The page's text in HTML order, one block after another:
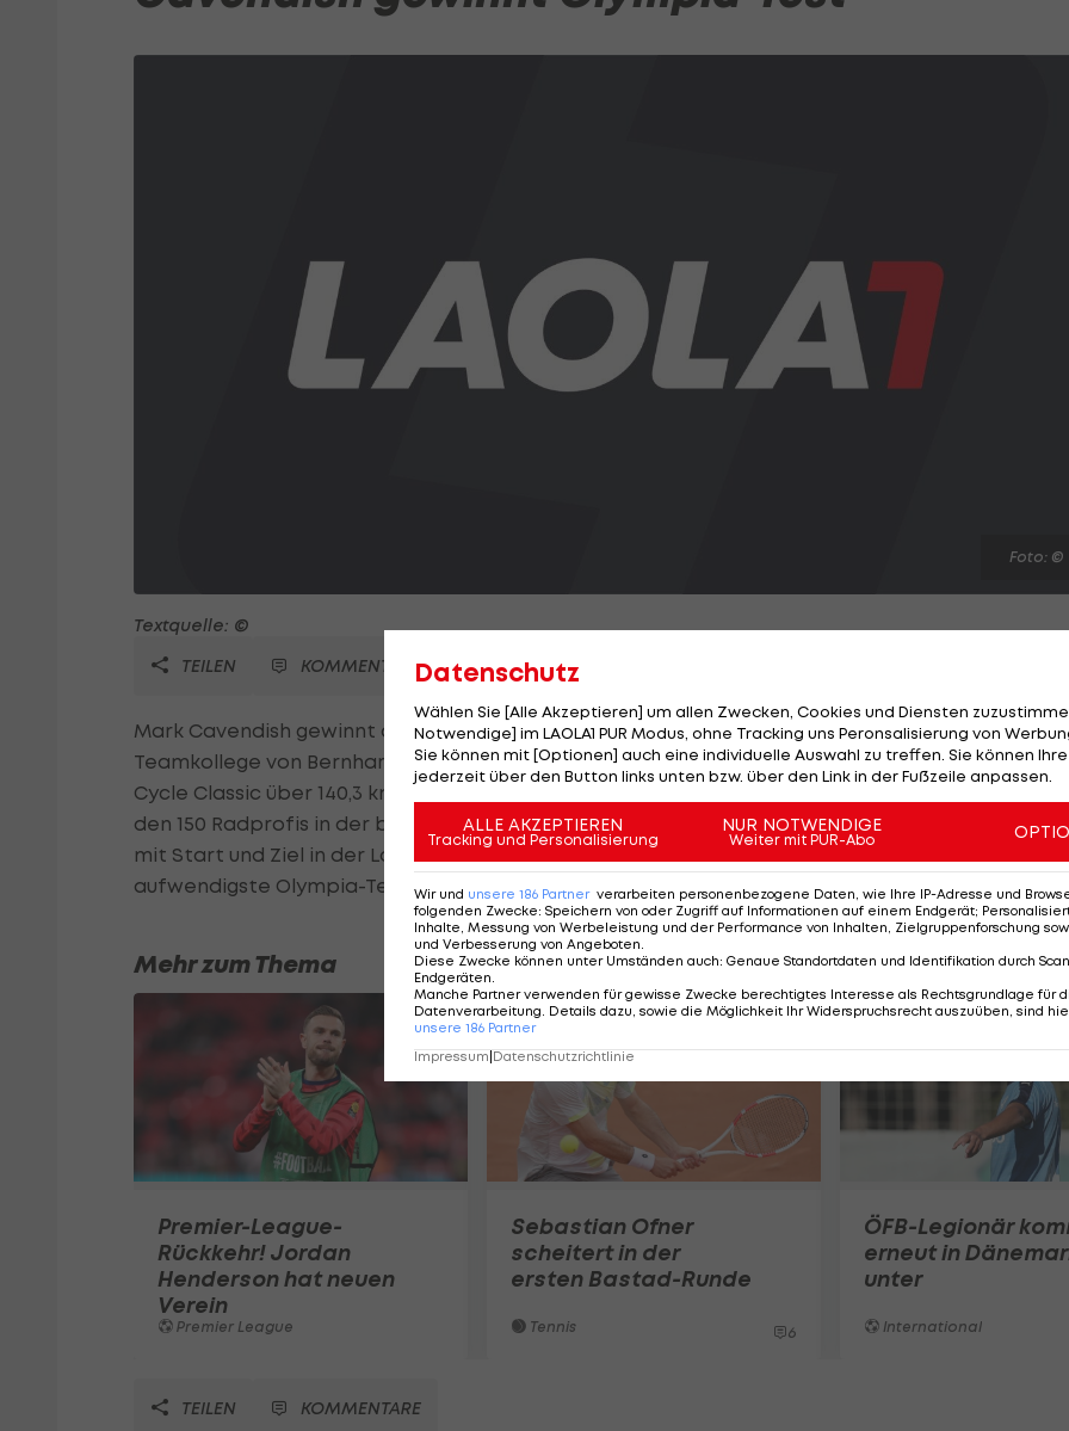
Foto: ©
Textquelle: ©
TEILEN
KOMMENTARE
Mark Cavendish gewinnt den Test für das olympische Straßenradrennen in London 2012. Der
Teamkollege von Bernhard Eisel bei HTC Highroad entscheidet am Sonntag das London-Surrey
Cycle Classic über 140,3 km vor dem Italiener Sascha Modolo für sich. Tausende Zuschauer jubeln
den 150 Radprofis in der britischen Hauptstadt zu. Österreicher ist keiner am Start. Das
mit Start und Ziel in der Londoner Innenstadt ist aufgrund der vielen Straßensperren der bisher
aufwendigste Olympia-Test.
Mehr zum Thema
Premier-League-
Rückkehr! Jordan
Henderson hat neuen
Verein
Premier League
Sebastian Ofner
scheitert in der
ersten Bastad-Runde
Tennis 6
ÖFB-Legionär
erneut in
unter
International
TEILEN KOMMENTARE
Datenschutz
Wählen Sie [Alle Akzeptieren] um allen Zwecken, Cookies und Diensten
Notwendige] im LAOLA1 PUR Modus, ohne Tracking uns Peronsalisierung von
Sie können mit [Optionen] auch eine individuelle Auswahl zu treffen. Sie können
jederzeit über den Button links unten bzw. über den Link in der Fußzeile anpassen.
ALLE AKZEPTIEREN
Tracking und Personalisierung
NUR NOTWENDIGE
Weiter mit PUR-Abo
Wir und unsere 186 Partner verarbeiten personenbezogene Daten, wie Ihre IP-Adresse und
folgenden Zwecke: Speichern von oder Zugriff auf Informationen auf einem Endgerät;
Inhalte, Messung von Werbeleistung und der Performance von Inhalten, Zielgruppenforschung
und Verbesserung von Angeboten
Diese Zwecke können unter Umständen auch: Genaue Standortdaten und Identifikation durch
Endgeräten
Manche Partner verwenden für gewisse Zwecke berechtigtes Interesse als Rechtsgrundlage für
Datenverarbeitung. Details dazu, sowie die Möglichkeit Ihr Widerspruchsrecht auszuüben, sind
unsere 186 Partner
Impressum|Datenschutzrichtlinie